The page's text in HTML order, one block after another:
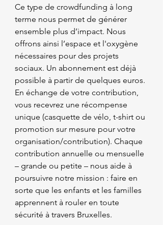
Ce type de crowdfunding à long
terme nous permet de générer
ensemble plus d’impact. Nous
offrons ainsi l’espace et l'oxygène
nécessaires pour des projets
sociaux. Un abonnement est déjà
possible à partir de quelques euros.
En échange de votre contribution,
vous recevrez une récompense
unique (casquette de vélo, t-shirt ou
promotion sur mesure pour votre
organisation/contribution). Chaque
contribution annuelle ou mensuelle
– grande ou petite – nous aide à
poursuivre notre mission : faire en
sorte que les enfants et les familles
apprennent à rouler en toute
sécurité à travers Bruxelles.